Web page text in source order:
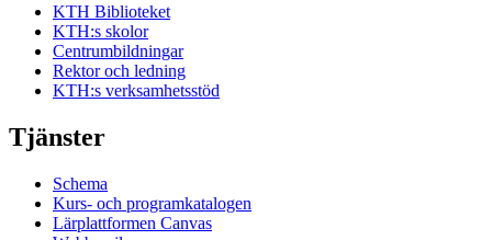
KTH Biblioteket
KTH:s skolor
Centrumbildningar
Rektor och ledning
KTH:s verksamhetsstöd
Tjänster
Schema
Kurs- och programkatalogen
Lärplattformen Canvas